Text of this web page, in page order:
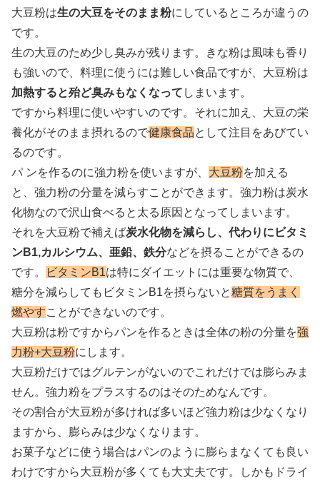
大豆粉は生の大豆をそのまま粉にしているところが違うの
です。
生の大豆のため少し臭みが残ります。きな粉は風味も香り
も強いので、料理に使うには難しい食品ですが、大豆粉は
加熱すると殆ど臭みもなくなって しまいます。
ですから料理に使いやすいのです。それに加え、大豆の栄
養化がそのまま摂れるので健康食品として注目をあびてい
るのです。
パ ンを作るのに強力粉を使いますが、 大豆粉を加える
と、強力粉の分量を減らすことができます。強力粉は炭水
化物なので沢山食べると太る原因となってしまいます。
それを大豆粉で補えば炭水化物を減らし、代わりにビタミ
ンB1,カルシウム、亜鉛、鉄分などを摂ることができるの
です。
ビタミンB1は特にダイエットには重要な物質で、
糖分を減らしてもビタミンB1を摂らないと糖質をうまく
燃やすことができないのです。
大豆粉は粉ですからパンを作るときは全体の粉の分量を強
力粉+大豆粉にします。
大豆粉だけではグルテンがないのでこれだけでは膨らみま
せん。強力粉をプラスするのはそのためなんです。
その割合が大豆粉が多ければ多いほど強力粉は少なくなり
ますから、膨らみは少なくなります。
お菓子などに使う場合はパンのように膨らまなくても良い
わけですから大豆粉が多くても大丈夫です。しかもドライ